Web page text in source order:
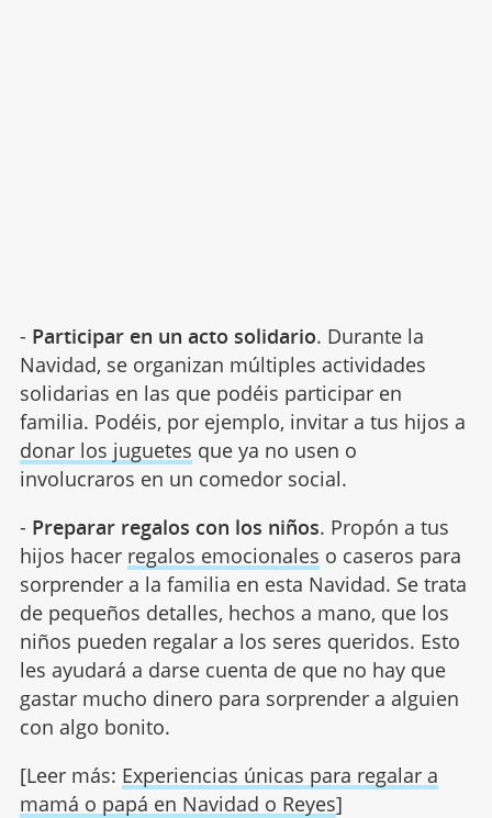
- Participar en un acto solidario. Durante la
Navidad, se organizan múltiples actividades
solidarias en las que podéis participar en
familia. Podéis, por ejemplo, invitar a tus hijos a
donar los juguetes que ya no usen o
involucraros en un comedor social.
- Preparar regalos con los niños. Propón a tus
hijos hacer regalos emocionales o caseros para
sorprender a la familia en esta Navidad. Se trata
de pequeños detalles, hechos a mano, que los
niños pueden regalar a los seres queridos. Esto
les ayudará a darse cuenta de que no hay que
gastar mucho dinero para sorprender a alguien
con algo bonito.
[Leer más: Experiencias únicas para regalar a
mamá o papá en Navidad o Reyes]